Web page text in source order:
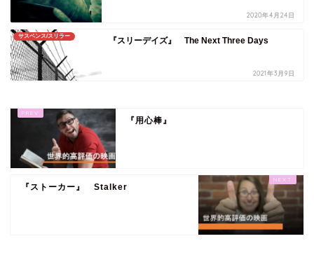
2020年4月24日
サスペンス/スリラー 『スリーデイズ』 The Next Three Days
2021年3月9日
『用心棒』
『ストーカー』 Stalker